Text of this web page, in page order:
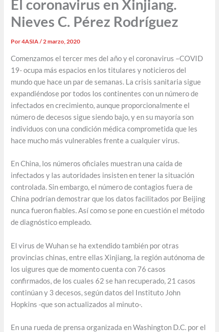
El coronavirus en Xinjiang.
Nieves C. Pérez Rodríguez
Por4ASIA/2 marzo, 2020
Comenzamos el tercer mes del año y el coronavirus –COVID
19- ocupa más espacios en los titulares y noticieros del
mundo que hace un par de semanas. La crisis sanitaria sigue
expandiéndose por todos los continentes con un número de
infectados en crecimiento, aunque proporcionalmente el
número de decesos sigue siendo bajo, y en su mayoría son
individuos con una condición médica comprometida que les
hace mucho más vulnerables frente a cualquier virus.
En China, los números oficiales muestran una caída de
infectados y las autoridades insisten en tener la situación
controlada. Sin embargo, el número de contagios fuera de
China podrían demostrar que los datos facilitados por Beijing
nunca fueron fiables. Así como se pone en cuestión el método
de diagnóstico empleado.
El virus de Wuhan se ha extendido también por otras
provincias chinas, entre ellas Xinjiang, la región autónoma de
los uigures que de momento cuenta con 76 casos
confirmados, de los cuales 62 se han recuperado, 21 casos
continúan y 3 decesos, según datos del Instituto John
Hopkins -que son actualizados al minuto-.
En una rueda de prensa organizada en Washington D.C. por el